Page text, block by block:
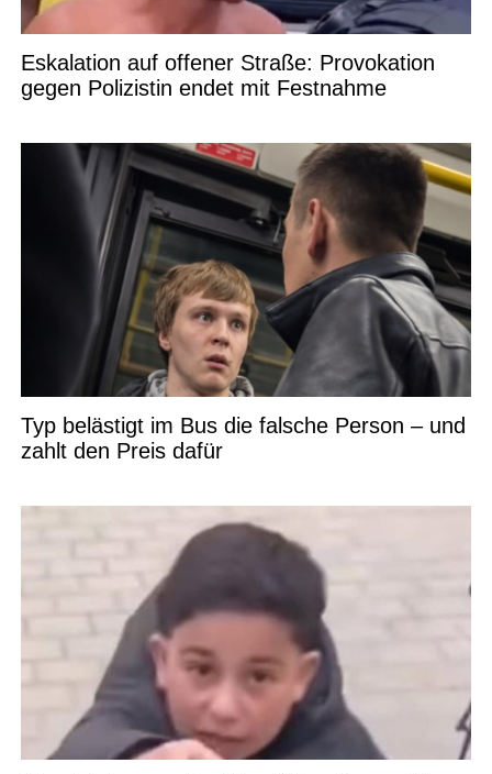
Eskalation auf offener Straße: Provokation
gegen Polizistin endet mit Festnahme
Typ belästigt im Bus die falsche Person – und
zahlt den Preis dafür